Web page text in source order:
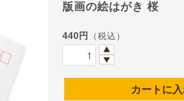
版画の絵はがき 桜
440円 （税込）